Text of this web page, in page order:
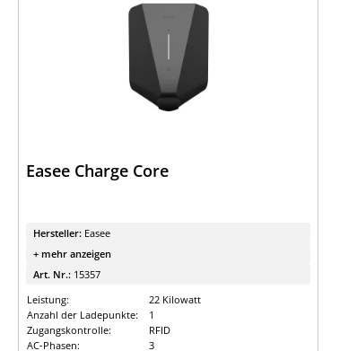
Finde die richtige
Ladestation
Wallbox- / Ladesäulen-Vergleich
Wallbox- / Ladesäulen-Leitfaden
Easee Charge Core
Hersteller: Easee
+ mehr anzeigen
Art. Nr.: 15357
Leistung:
22 Kilowatt
Anzahl der Ladepunkte:
1
Zugangskontrolle:
RFID
AC-Phasen:
3